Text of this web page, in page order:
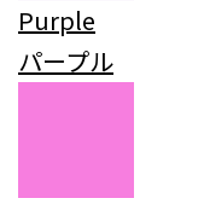
Purple
パープル